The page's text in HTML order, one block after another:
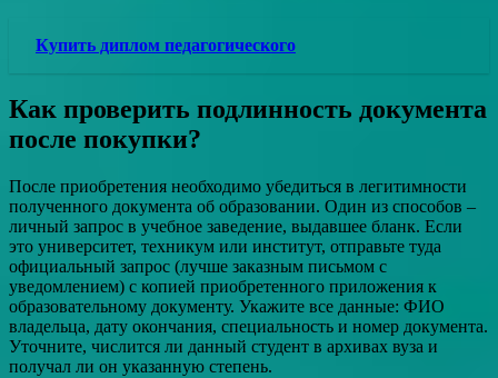
Купить диплом педагогического
Как проверить подлинность документа
после покупки?
После приобретения необходимо убедиться в легитимности
полученного документа об образовании. Один из способов –
личный запрос в учебное заведение, выдавшее бланк. Если
это университет, техникум или институт, отправьте туда
официальный запрос (лучше заказным письмом с
уведомлением) с копией приобретенного приложения к
образовательному документу. Укажите все данные: ФИО
владельца, дату окончания, специальность и номер документа.
Уточните, числится ли данный студент в архивах вуза и
получал ли он указанную степень.